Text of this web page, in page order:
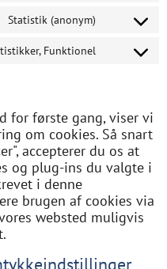
Statistik (anonym)
Funktionel
for første gang, viser vi
om cookies. Så snart
accepterer du os at
og plug-ins du valgte i
i denne
brugen af ​​cookies via
websted muligvis